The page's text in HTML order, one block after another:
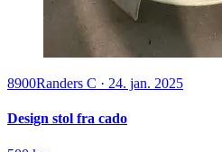
8900Randers C · 24. jan. 2025
Design stol fra cado